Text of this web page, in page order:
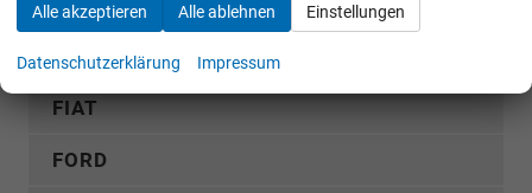
Sandero
Sandero Stepway
FIAT
FORD
Alle akzeptieren Alle ablehnen Einstellungen
Datenschutzerklärung Impressum